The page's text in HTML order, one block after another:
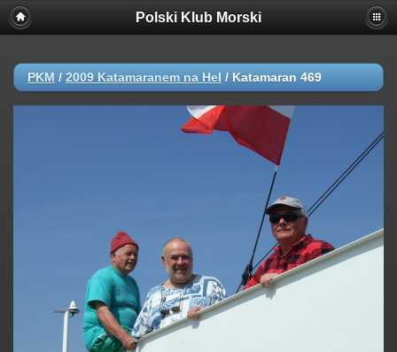
//dodane!!!!!!!!!!
Polski Klub Morski
PKM / 2009 Katamaranem na Hel / Katamaran 469